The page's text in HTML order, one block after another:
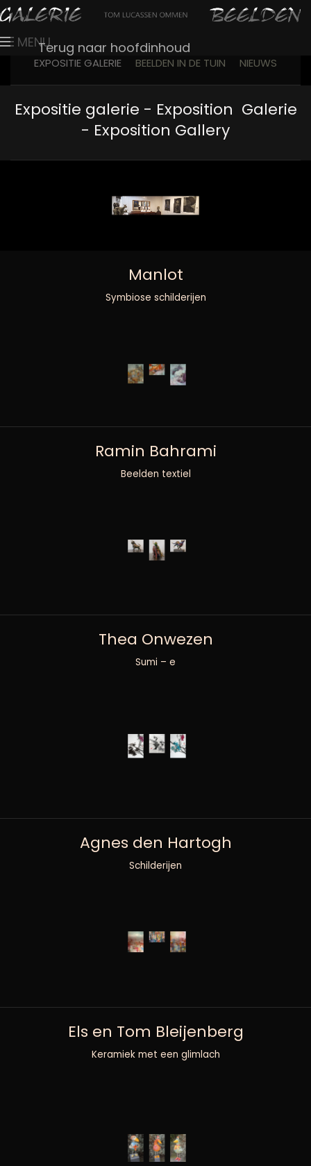
Terug naar hoofdinhoud
MENU
EXPOSITIE GALERIE BEELDEN IN DE TUIN NIEUWS
Expositie galerie - Exposition Galerie
- Exposition Gallery
Manlot
Symbiose schilderijen
Ramin Bahrami
Beelden textiel
Thea Onwezen
Sumi – e
Agnes den Hartogh
Schilderijen
Els en Tom Bleijenberg
Keramiek met een glimlach